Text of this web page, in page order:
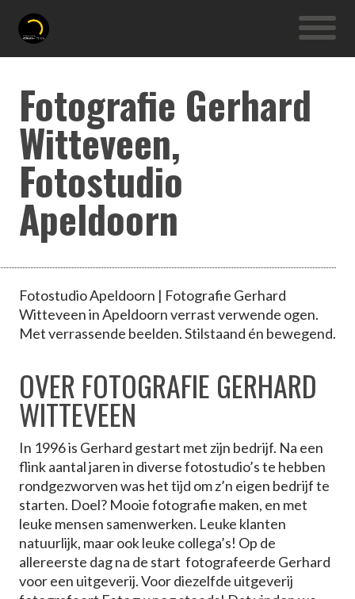
Fotografie Gerhard
Witteveen,
Fotostudio
Apeldoorn
Fotostudio Apeldoorn | Fotografie Gerhard
Witteveen in Apeldoorn verrast verwende ogen.
Met verrassende beelden. Stilstaand én bewegend.
OVER FOTOGRAFIE GERHARD
WITTEVEEN
In 1996 is Gerhard gestart met zijn bedrijf. Na een
flink aantal jaren in diverse fotostudio’s te hebben
rondgezworven was het tijd om z’n eigen bedrijf te
starten. Doel? Mooie fotografie maken, en met
leuke mensen samenwerken. Leuke klanten
natuurlijk, maar ook leuke collega’s! Op de
allereerste dag na de start fotografeerde Gerhard
voor een uitgeverij. Voor diezelfde uitgeverij